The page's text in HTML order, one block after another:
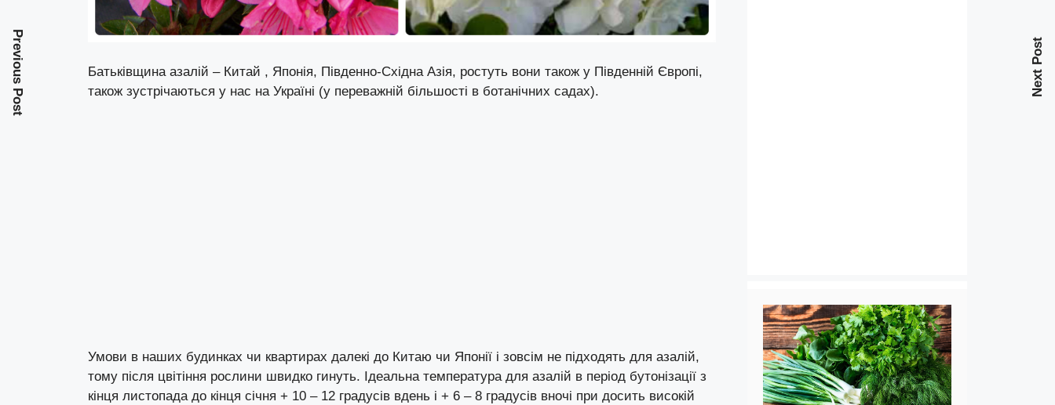
Батьківщина азалій – Китай , Японія, Південно-Східна Азія, ростуть вони також у Південній Європі,
також зустрічаються у нас на Україні (у переважній більшості в ботанічних садах).
Умови в наших будинках чи квартирах далекі до Китаю чи Японії і зовсім не підходять для азалій,
тому після цвітіння рослини швидко гинуть. Ідеальна температура для азалій в період бутонізації з
кінця листопада до кінця січня + 10 – 12 градусів вдень і + 6 – 8 градусів вночі при досить високій
Previous Post Next Post